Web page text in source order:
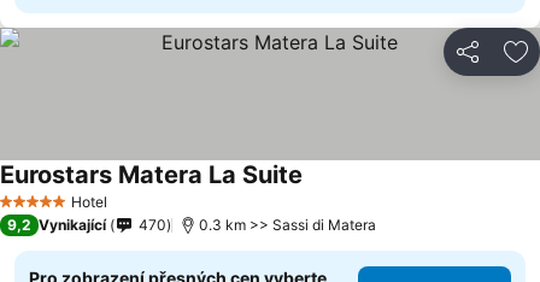
Sdílet
5 Počet hvězdiček
Hotel
Eurostars Matera La Suite
9,2 Vynikající 470 0.3 km >> Sassi di Matera
Pro zobrazení přesných cen vyberte